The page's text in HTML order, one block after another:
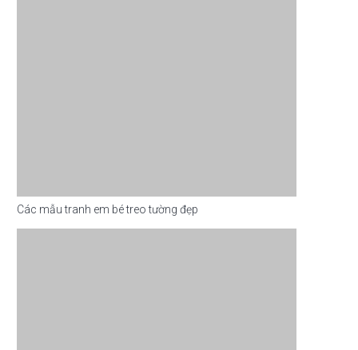
Các mẫu tranh em bé treo tường đẹp